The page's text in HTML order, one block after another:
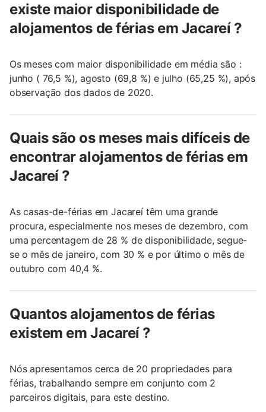
existe maior disponibilidade de
alojamentos de férias em Jacareí ?
Os meses com maior disponibilidade em média são :
junho ( 76,5 %), agosto (69,8 %) e julho (65,25 %), após
observação dos dados de 2020.
Quais são os meses mais difíceis de
encontrar alojamentos de férias em
Jacareí ?
As casas-de-férias em Jacareí têm uma grande
procura, especialmente nos meses de dezembro, com
uma percentagem de 28 % de disponibilidade, segue-
se o mês de janeiro, com 30 % e por último o mês de
outubro com 40,4 %.
Quantos alojamentos de férias
existem em Jacareí ?
Nós apresentamos cerca de 20 propriedades para
férias, trabalhando sempre em conjunto com 2
parceiros digitais, para este destino.